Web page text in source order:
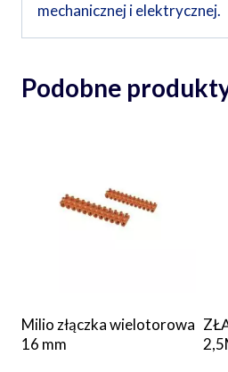
mechanicznej i elektrycznej.
Podobne
Milio złączka wielotorowa
16 mm